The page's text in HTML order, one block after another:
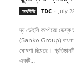
অর্থনীতি TDC - July
দ্য ডেইলি কর্পোরেট ডেস্ক তুরস্কের শীর্ষস্থানীয় শিল্পগোষ্ঠী স্যাঙ্কো গ্রুপ
(Sanko Group)
ঘোষণা দিয়েছে।
একটি...